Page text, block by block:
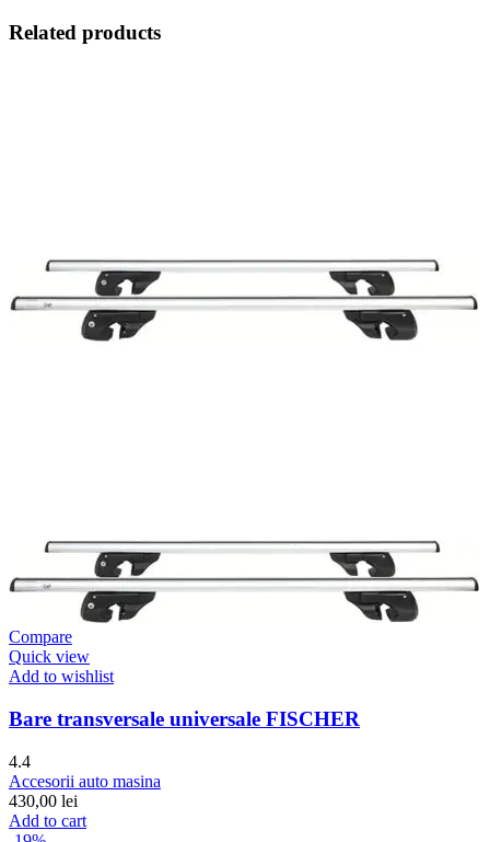
Related products
Compare
Quick view
Add to wishlist
Bare transversale universale FISCHER
4.4
Accesorii auto masina
430,00 lei
Add to cart